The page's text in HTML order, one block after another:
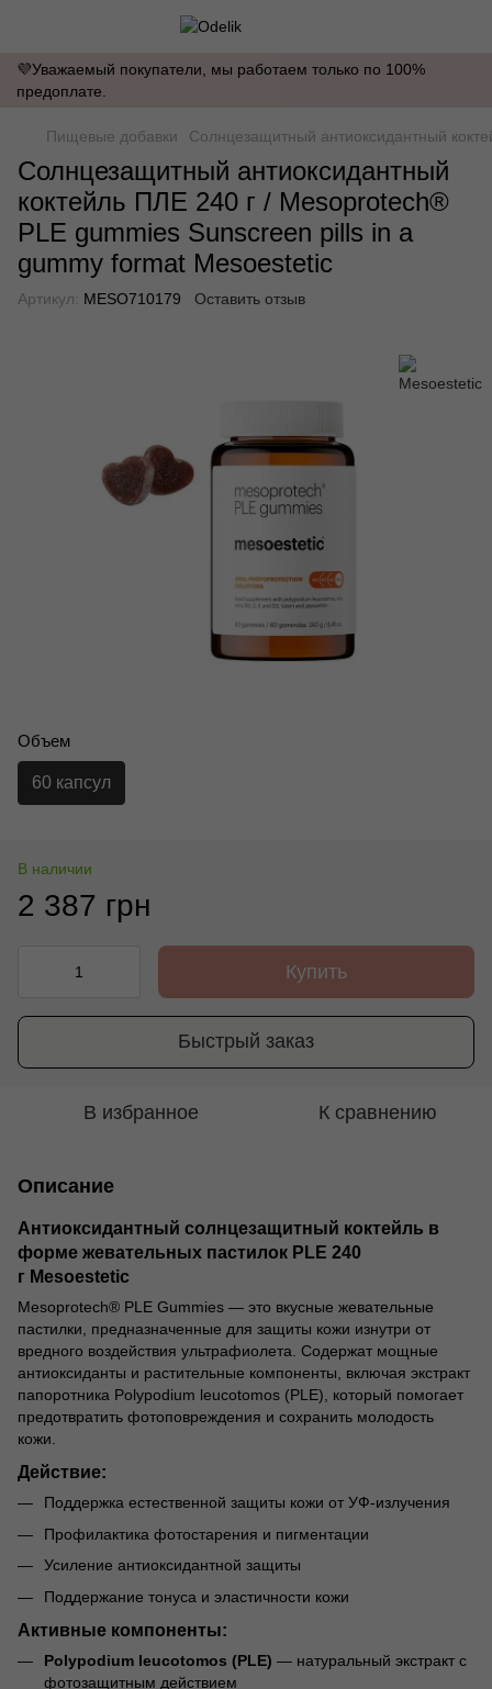
💜Уважаемый покупатели, мы работаем только по 100%
предоплате.
Пищевые добавки Солнцезащитный антиоксидантный
Солнцезащитный антиоксидантный
коктейль ПЛЕ 240 г / Mesoprotech®
PLE gummies Sunscreen pills in a
gummy format Mesoestetic
Артикул: MESO710179 Оставить отзыв
Объем
60 капсул
В наличии
2 387 грн
Купить
Быстрый заказ
В избранное К сравнению
Описание
Антиоксидантный солнцезащитный коктейль в
форме жевательных пастилок PLE 240
г Mesoestetic
Mesoprotech® PLE Gummies — это вкусные жевательные
пастилки, предназначенные для защиты кожи изнутри от
вредного воздействия ультрафиолета. Содержат мощные
антиоксиданты и растительные компоненты, включая экстракт
папоротника Polypodium leucotomos (PLE), который помогает
предотвратить фотоповреждения и сохранить молодость
кожи.
Действие:
Поддержка естественной защиты кожи от УФ-излучения
Профилактика фотостарения и пигментации
Усиление антиоксидантной защиты
Поддержание тонуса и эластичности кожи
Активные компоненты:
Polypodium leucotomos (PLE) — натуральный экстракт с
фотозащитным действием